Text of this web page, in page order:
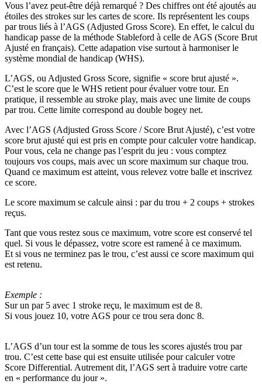
Vous l’avez peut-être déjà remarqué ? Des chiffres ont été ajoutés au
étoiles des strokes sur les cartes de score. Ils représentent les coups
par trous liés à l’AGS (Adjusted Gross Score). En effet, le calcul du
handicap passe de la méthode Stableford à celle de AGS (Score Brut
Ajusté en français). Cette adapation vise surtout à harmoniser le
système mondial de handicap (WHS).
L’AGS, ou Adjusted Gross Score, signifie « score brut ajusté ».
C’est le score que le WHS retient pour évaluer votre tour. En
pratique, il ressemble au stroke play, mais avec une limite de coups
par trou. Cette limite correspond au double bogey net.
Avec l’AGS (Adjusted Gross Score / Score Brut Ajusté), c’est votre
score brut ajusté qui est pris en compte pour calculer votre handicap.
Pour vous, cela ne change pas l’esprit du jeu : vous comptez
toujours vos coups, mais avec un score maximum sur chaque trou.
Quand ce maximum est atteint, vous relevez votre balle et inscrivez
ce score.
Le score maximum se calcule ainsi : par du trou + 2 coups + strokes
reçus.
Tant que vous restez sous ce maximum, votre score est conservé tel
quel. Si vous le dépassez, votre score est ramené à ce maximum.
Et si vous ne terminez pas le trou, c’est aussi ce score maximum qui
est retenu.
Exemple :
Sur un par 5 avec 1 stroke reçu, le maximum est de 8.
Si vous jouez 10, votre AGS pour ce trou sera donc 8.
L’AGS d’un tour est la somme de tous les scores ajustés trou par
trou. C’est cette base qui est ensuite utilisée pour calculer votre
Score Differential. Autrement dit, l’AGS sert à traduire votre carte
en « performance du jour ».